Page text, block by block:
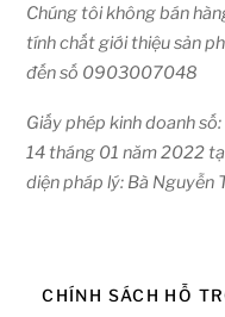
Chúng tôi không bán
tính chất giới thiệu sản
đến số 0903007048
Giấy phép kinh doanh
14 tháng 01 năm 2022
diện pháp lý: Bà Nguyễn
CHÍNH SÁCH HỖ